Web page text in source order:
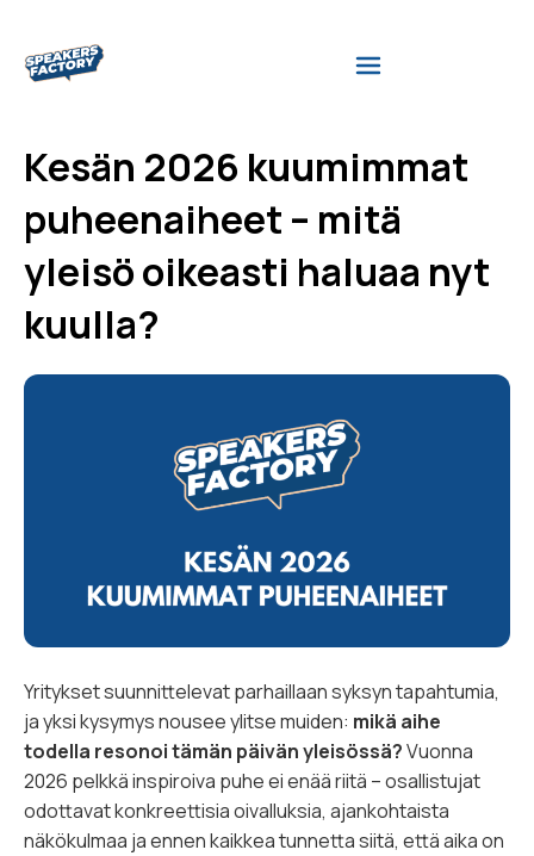
Kesän 2026 kuumimmat
puheenaiheet – mitä
yleisö oikeasti haluaa nyt
kuulla?
Yritykset suunnittelevat parhaillaan syksyn tapahtumia,
ja yksi kysymys nousee ylitse muiden: mikä aihe
todella resonoi tämän päivän yleisössä?Vuonna
2026 pelkkä inspiroiva puhe ei enää riitä – osallistujat
odottavat konkreettisia oivalluksia, ajankohtaista
näkökulmaa ja ennen kaikkea tunnetta siitä, että aika on